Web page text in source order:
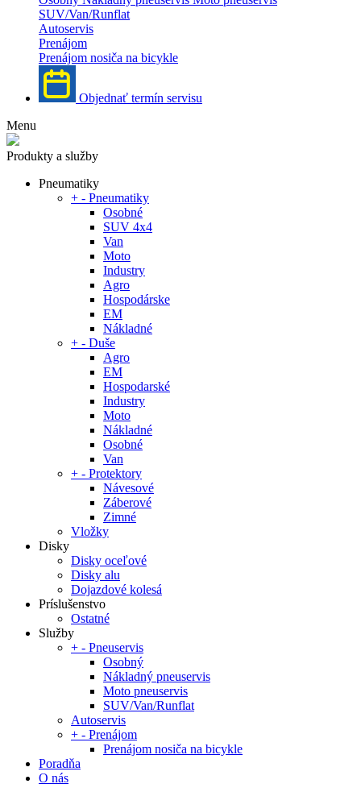
SUV/Van/Runflat
Autoservis
Prenájom
Prenájom nosiča na bicykle
Objednať termín servisu
Menu
Produkty a služby
Pneumatiky
+ - Pneumatiky
Osobné
SUV 4x4
Van
Moto
Industry
Agro
Hospodárske
EM
Nákladné
+ - Duše
Agro
EM
Hospodarské
Industry
Moto
Nákladné
Osobné
Van
+ - Protektory
Návesové
Záberové
Zimné
Vložky
Disky
Disky oceľové
Disky alu
Dojazdové kolesá
Príslušenstvo
Ostatné
Služby
+ - Pneuservis
Osobný
Nákladný pneuservis
Moto pneuservis
SUV/Van/Runflat
Autoservis
+ - Prenájom
Prenájom nosiča na bicykle
Poradňa
O nás